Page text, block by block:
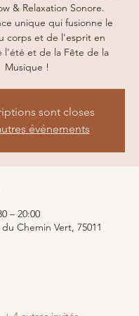
& Relaxation Sonore.
unique qui fusionne le
corps et de l'esprit en
l'été et de la Fête de la
sont closes
événements
– 20:00
Chemin Vert, 75011